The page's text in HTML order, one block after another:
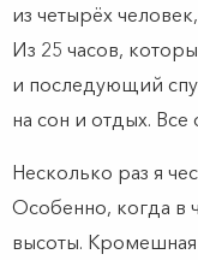
из четырёх
Из 25 часов,
и последующий
на сон и отдых.
Несколько раз я
Особенно, когда в
высоты.